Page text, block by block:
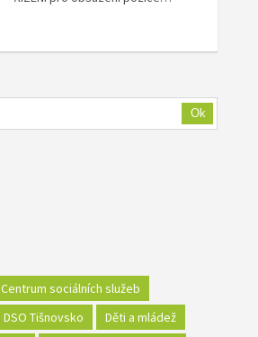
Ok
Centrum sociálních služeb
DSO Tišnovsko
Děti a mládež